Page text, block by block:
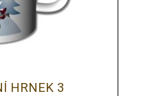
HRNEK 3